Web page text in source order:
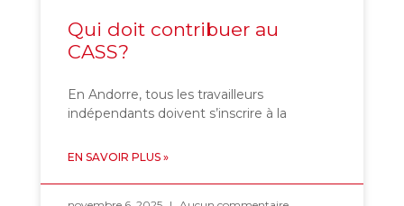
Qui doit contribuer au
CASS?
En Andorre, tous les travailleurs
indépendants doivent s’inscrire à la
EN SAVOIR PLUS »